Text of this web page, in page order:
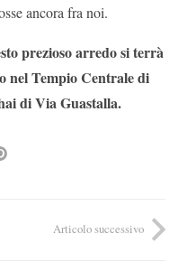
ancora fra noi.
prezioso arredo si terrà
nel Tempio Centrale di
di Via Guastalla.
Articolo successivo